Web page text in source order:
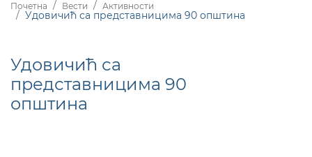
Почетна Вести Активности
Удовичић са представницима 90 општина
Удовичић са
представницима 90
општина